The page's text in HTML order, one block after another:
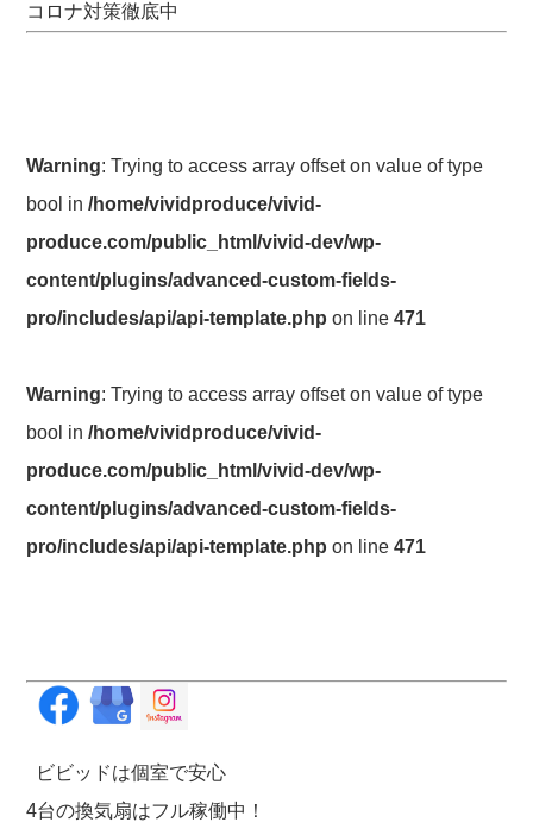
コロナ対策徹底中
Warning: Trying to access array offset on value of type
bool in/home/vividproduce/vivid-
produce.com/public_html/vivid-dev/wp-
content/plugins/advanced-custom-fields-
pro/includes/api/api-template.php on line471
Warning: Trying to access array offset on value of type
bool in/home/vividproduce/vivid-
produce.com/public_html/vivid-dev/wp-
content/plugins/advanced-custom-fields-
pro/includes/api/api-template.php on line471
ビビッドは個室で安心
4台の換気扇はフル稼働中！